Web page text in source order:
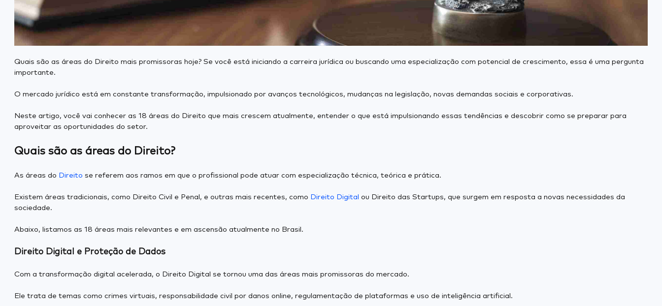
Quais são as áreas do Direito mais promissoras hoje? Se você está iniciando a carreira jurídica ou buscando uma especialização com potencial de crescimento, essa é uma pergunta
importante.
O mercado jurídico está em constante transformação, impulsionado por avanços tecnológicos, mudanças na legislação, novas demandas sociais e corporativas.
Neste artigo, você vai conhecer as 18 áreas do Direito que mais crescem atualmente, entender o que está impulsionando essas tendências e descobrir como se preparar para
aproveitar as oportunidades do setor.
Quais são as áreas do Direito?
As áreas do Direito se referem aos ramos em que o profissional pode atuar com especialização técnica, teórica e prática.
Existem áreas tradicionais, como Direito Civil e Penal, e outras mais recentes, como Direito Digital ou Direito das Startups, que surgem em resposta a novas necessidades da
sociedade.
Abaixo, listamos as 18 áreas mais relevantes e em ascensão atualmente no Brasil.
Direito Digital e Proteção de Dados
Com a transformação digital acelerada, o Direito Digital se tornou uma das áreas mais promissoras do mercado.
Ele trata de temas como crimes virtuais, responsabilidade civil por danos online, regulamentação de plataformas e uso de inteligência artificial.